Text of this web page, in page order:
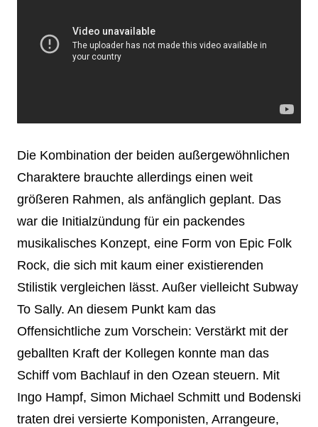
Die Kombination der beiden außergewöhnlichen
Charaktere brauchte allerdings einen weit
größeren Rahmen, als anfänglich geplant. Das
war die Initialzündung für ein packendes
musikalisches Konzept, eine Form von Epic Folk
Rock, die sich mit kaum einer existierenden
Stilistik vergleichen lässt. Außer vielleicht Subway
To Sally. An diesem Punkt kam das
Offensichtliche zum Vorschein: Verstärkt mit der
geballten Kraft der Kollegen konnte man das
Schiff vom Bachlauf in den Ozean steuern. Mit
Ingo Hampf, Simon Michael Schmitt und Bodenski
traten drei versierte Komponisten, Arrangeure,